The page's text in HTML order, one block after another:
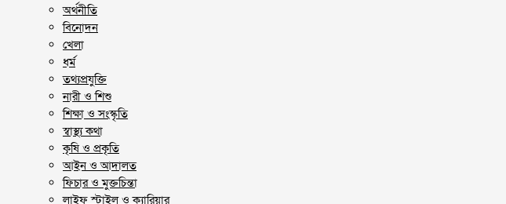
অর্থনীতি
বিনোদন
খেলা
ধর্ম
তথ্যপ্রযুক্তি
নারী ও শিশু
শিক্ষা ও সংস্কৃতি
স্বাস্থ্য কথা
কৃষি ও প্রকৃতি
আইন ও আদালত
ফিচার ও মুক্তচিন্তা
লাইফ স্টাইল ও ক্যারিয়ার